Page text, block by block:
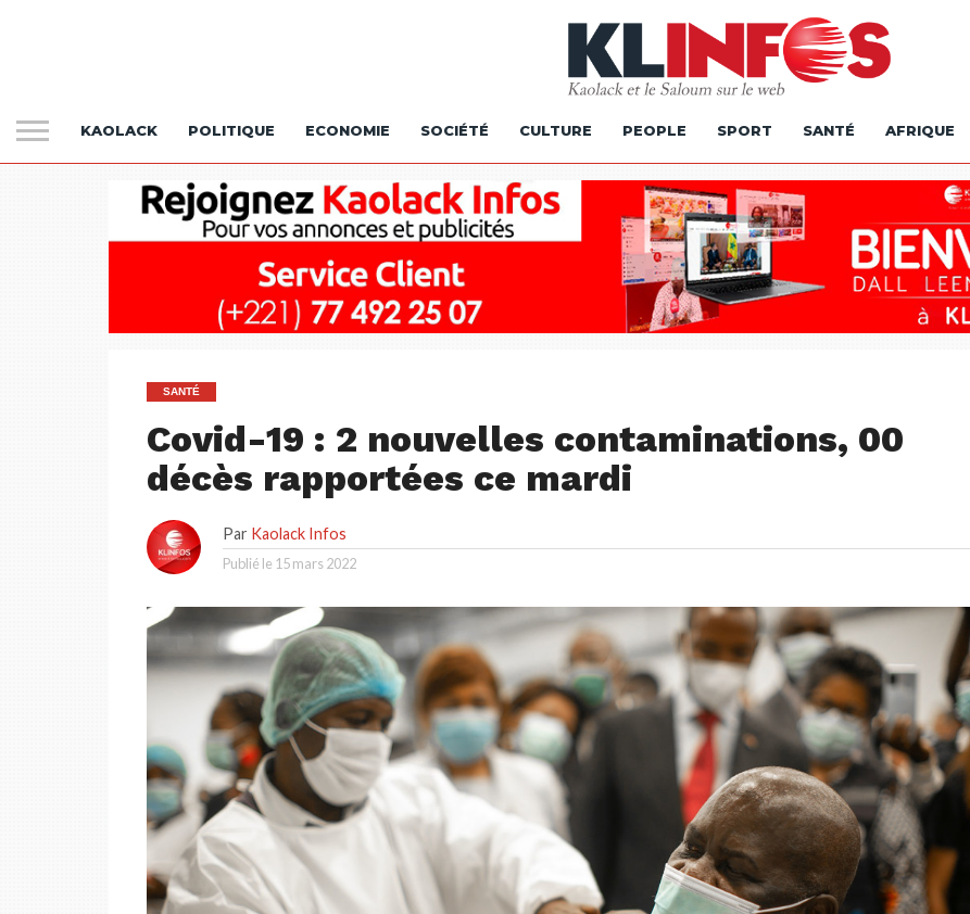
KAOLACK POLITIQUE ECONOMIE SOCIÉTÉ CULTURE PEOPLE SPORT SANTÉ AFRIQUE
SANTÉ
Covid-19 : 2 nouvelles contaminations, 00
décès rapportées ce mardi
Par Kaolack Infos
Publié le 15 mars 2022